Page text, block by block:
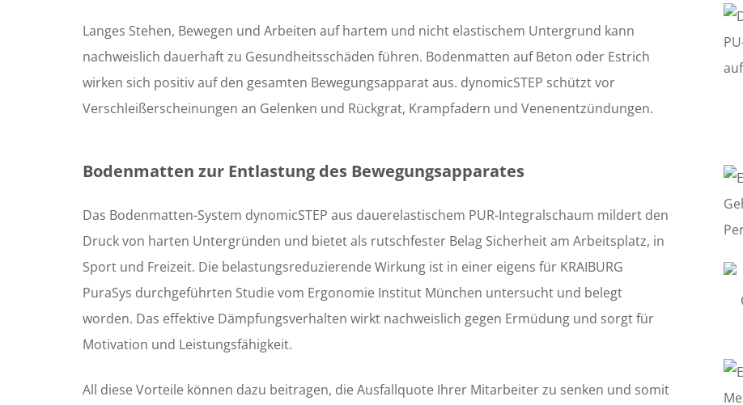
Langes Stehen, Bewegen und Arbeiten auf hartem und nicht elastischem Untergrund kann
nachweislich dauerhaft zu Gesundheitsschäden führen. Bodenmatten auf Beton oder Estrich
wirken sich positiv auf den gesamten Bewegungsapparat aus. dynomicSTEP schützt vor
Verschleißerscheinungen an Gelenken und Rückgrat, Krampfadern und Venenentzündungen.
Bodenmatten zur Entlastung des Bewegungsapparates
Das Bodenmatten-System dynomicSTEP aus dauerelastischem PUR-Integralschaum mildert den
Druck von harten Untergründen und bietet als rutschfester Belag Sicherheit am Arbeitsplatz, in
Sport und Freizeit. Die belastungsreduzierende Wirkung ist in einer eigens für KRAIBURG
PuraSys durchgeführten Studie vom Ergonomie Institut München untersucht und belegt
worden. Das effektive Dämpfungsverhalten wirkt nachweislich gegen Ermüdung und sorgt für
Motivation und Leistungsfähigkeit.
All diese Vorteile können dazu beitragen, die Ausfallquote Ihrer Mitarbeiter zu senken und somit